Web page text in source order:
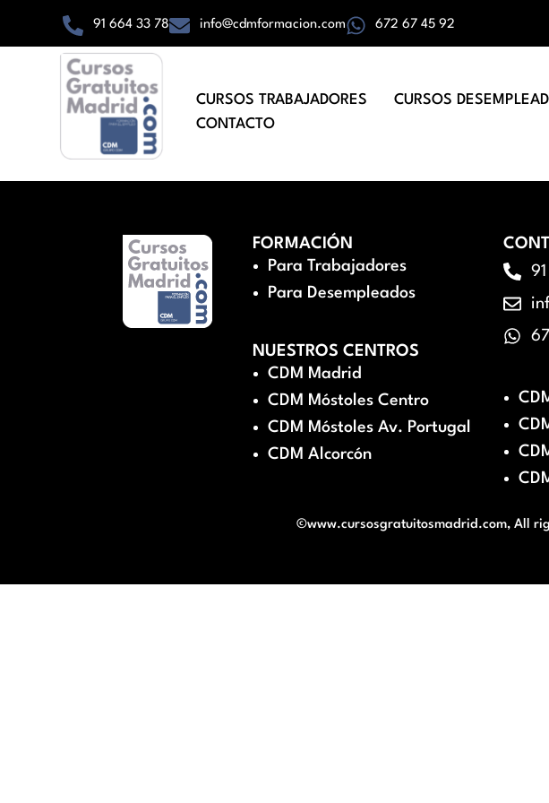
91 664 33 78 info@cdmformacion.com 672 67 45 92
CURSOS TRABAJADORES CURSOS
CONTACTO
FORMACIÓN
Para Trabajadores
Para Desempleados
NUESTROS CENTROS
CDM Madrid
CDM Móstoles Centro
CDM Móstoles Av. Portugal
CDM Alcorcón
©www.cursosgratuitosmadrid.com, All